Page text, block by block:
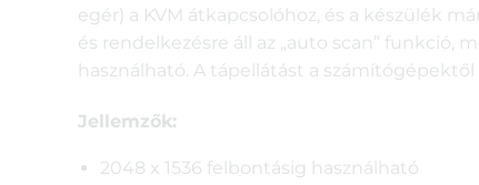
egér) a KVM átkapcsolóhoz, és a készülék
és rendelkezésre áll az „auto scan”
használható. A tápellátást a számítógépektől
Jellemzők:
2048 x 1536 felbontásig használható